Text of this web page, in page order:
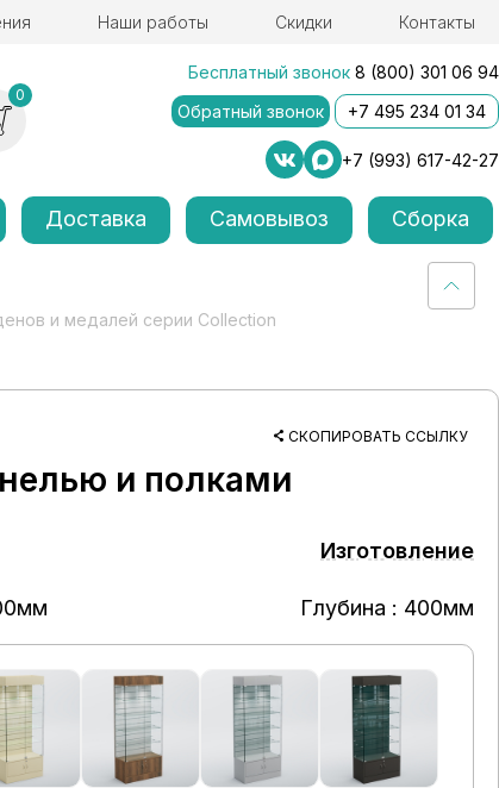
Наши работы Скидки Контакты
0
Бесплатный звонок 8 (800) 301 06 94
Обратный звонок
+7 495 234 01 34
+7 (993) 617-42-27
Доставка Самовывоз Сборка
и медалей серии Collection
СКОПИРОВАТЬ ССЫЛКУ
и полками
Изготовление
Глубина : 400мм